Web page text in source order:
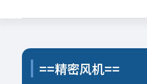
==精密风机==